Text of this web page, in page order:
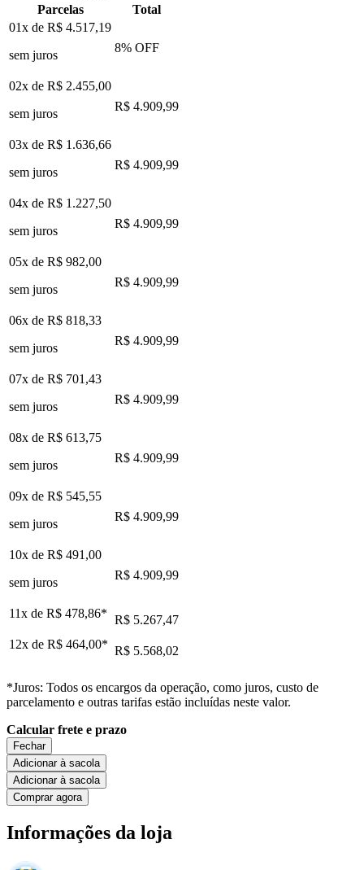
Parcelas
Total
01x de R$ 4.517,19
sem juros
8% OFF
02x de R$ 2.455,00
sem juros
R$ 4.909,99
03x de R$ 1.636,66
sem juros
R$ 4.909,99
04x de R$ 1.227,50
sem juros
R$ 4.909,99
05x de R$ 982,00
sem juros
R$ 4.909,99
06x de R$ 818,33
sem juros
R$ 4.909,99
07x de R$ 701,43
sem juros
R$ 4.909,99
08x de R$ 613,75
sem juros
R$ 4.909,99
09x de R$ 545,55
sem juros
R$ 4.909,99
10x de R$ 491,00
sem juros
R$ 4.909,99
11x de R$ 478,86* R$ 5.267,47
12x de R$ 464,00* R$ 5.568,02
*Juros: Todos os encargos da operação, como juros, custo de
parcelamento e outras tarifas estão incluídas neste valor.
Calcular frete e prazo
Fechar
Adicionar à sacola
Adicionar à sacola
Comprar agora
Informações da loja